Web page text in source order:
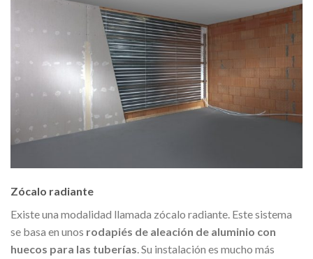
Zócalo radiante
Existe una modalidad llamada zócalo radiante. Este sistema
se basa en unos rodapiés de aleación de aluminio con
huecos para las tuberías. Su instalación es mucho más